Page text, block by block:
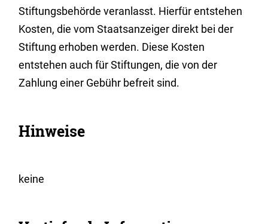
Stiftungsbehörde veranlasst. Hierfür entstehen
Kosten, die vom Staatsanzeiger direkt bei der
Stiftung erhoben werden. Diese Kosten
entstehen auch für Stiftungen, die von der
Zahlung einer Gebühr befreit sind.
Hinweise
keine